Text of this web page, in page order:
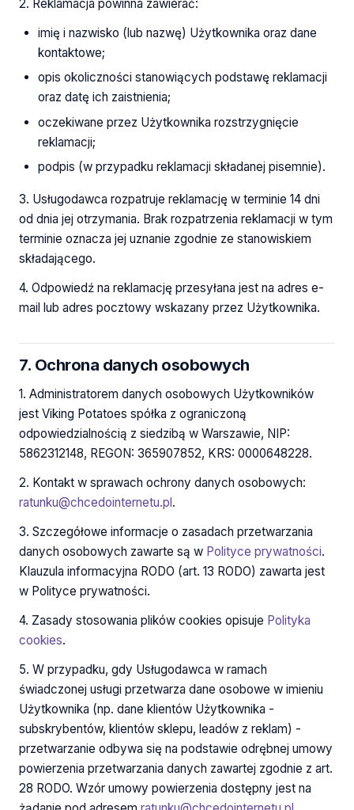
2. Reklamacja powinna zawierać:
imię i nazwisko (lub nazwę) Użytkownika oraz dane
kontaktowe;
opis okoliczności stanowiących podstawę reklamacji
oraz datę ich zaistnienia;
oczekiwane przez Użytkownika rozstrzygnięcie
reklamacji;
podpis (w przypadku reklamacji składanej pisemnie).
3. Usługodawca rozpatruje reklamację w terminie 14 dni
od dnia jej otrzymania. Brak rozpatrzenia reklamacji w tym
terminie oznacza jej uznanie zgodnie ze stanowiskiem
składającego.
4. Odpowiedź na reklamację przesyłana jest na adres e-
mail lub adres pocztowy wskazany przez Użytkownika.
7. Ochrona danych osobowych
1. Administratorem danych osobowych Użytkowników
jest Viking Potatoes spółka z ograniczoną
odpowiedzialnością z siedzibą w Warszawie, NIP:
5862312148, REGON: 365907852, KRS: 0000648228.
2. Kontakt w sprawach ochrony danych osobowych:
ratunku@chcedointernetu.pl.
3. Szczegółowe informacje o zasadach przetwarzania
danych osobowych zawarte są w Polityce prywatności.
Klauzula informacyjna RODO (art. 13 RODO) zawarta jest
w Polityce prywatności.
4. Zasady stosowania plików cookies opisuje Polityka
cookies.
5. W przypadku, gdy Usługodawca w ramach
świadczonej usługi przetwarza dane osobowe w imieniu
Użytkownika (np. dane klientów Użytkownika -
subskrybentów, klientów sklepu, leadów z reklam) -
przetwarzanie odbywa się na podstawie odrębnej umowy
powierzenia przetwarzania danych zawartej zgodnie z art.
28 RODO. Wzór umowy powierzenia dostępny jest na